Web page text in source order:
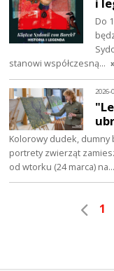
Do
stanowi współczesną…
2026-
Kolorowy dudek, dumny
portrety zwierząt
od wtorku (24 marca) na…
1